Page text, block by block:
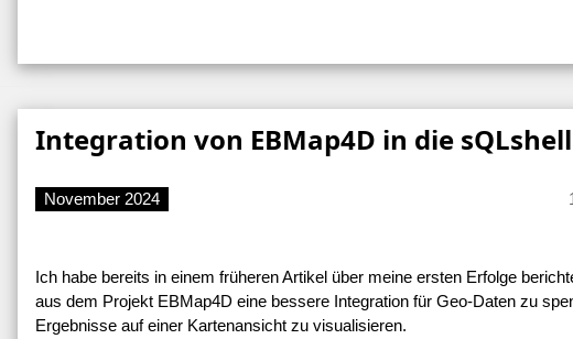
Integration von EBMap4D in die sQLshell
November 2024
Ich habe bereits in einem früheren Artikel über meine ersten Erfolge
aus dem Projekt EBMap4D eine bessere Integration für Geo-Daten zu
Ergebnisse auf einer Kartenansicht zu visualisieren.